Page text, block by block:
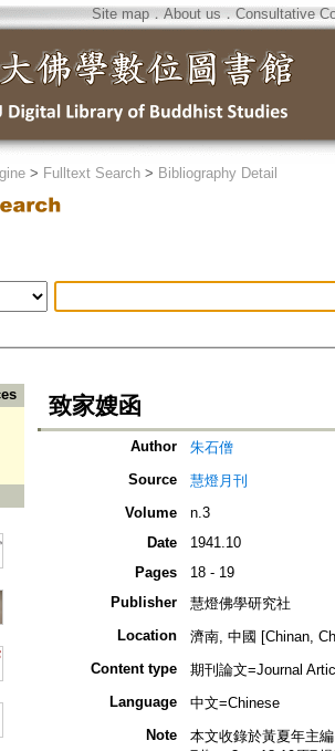
Site map．About us ． Consultative
> Fulltext Search > Bibliography Detail
致家嫂函
Author
朱石僧
Source
慧燈月刊
Volume
n.3
Date
1941.10
Pages
18 - 19
Publisher
慧燈佛學研究社
Location
濟南, 中國 [Chinan,
Content type
期刊論文=Journal
Language
中文=Chinese
Note
本文收錄於黃夏年主